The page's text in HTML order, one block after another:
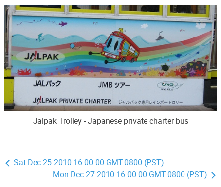
Jalpak Trolley - Japanese private charter bus
Sat Dec 25 2010 16:00:00 GMT-0800 (PST)
Mon Dec 27 2010 16:00:00 GMT-0800 (PST)